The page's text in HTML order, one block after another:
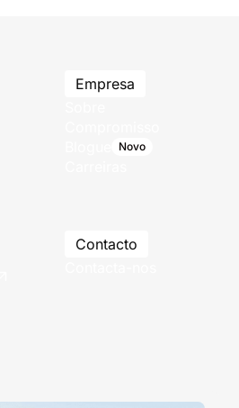
Empresa
Novo
Contacto